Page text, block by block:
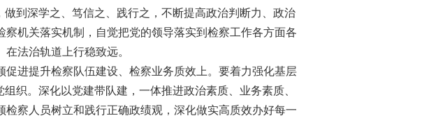
到深学之、笃信之、践行之，不断提高政治判断力、政治
机关落实机制，自觉把党的领导落实到检察工作各方面各
法治轨道上行稳致远。
进提升检察队伍建设、检察业务质效上。要着力强化基层
织。深化以党建带队建，一体推进政治素质、业务素质、
察人员树立和践行正确政绩观，深化做实高质效办好每一